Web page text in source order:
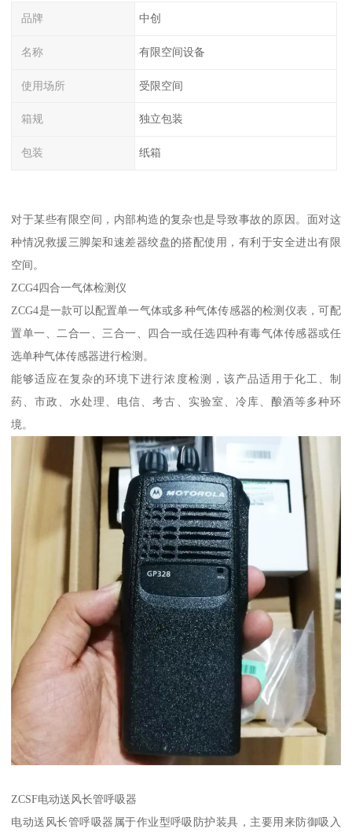
品牌 中创
名称 有限空间设备
使用场所 受限空间
箱规 独立包装
包装 纸箱
对于某些有限空间，内部构造的复杂也是导致事故的原因。面对这
种情况救援三脚架和速差器绞盘的搭配使用，有利于安全进出有限
空间。
ZCG4四合一气体检测仪
ZCG4是一款可以配置单一气体或多种气体传感器的检测仪表，可配
置单一、二合一、三合一、四合一或任选四种有毒气体传感器或任
选单种气体传感器进行检测。
能够适应在复杂的环境下进行浓度检测，该产品适用于化工、制
药、市政、水处理、电信、考古、实验室、冷库、酿酒等多种环
境。
ZCSF电动送风长管呼吸器
电动送风长管呼吸器属于作业型呼吸防护装具，主要用来防御吸入